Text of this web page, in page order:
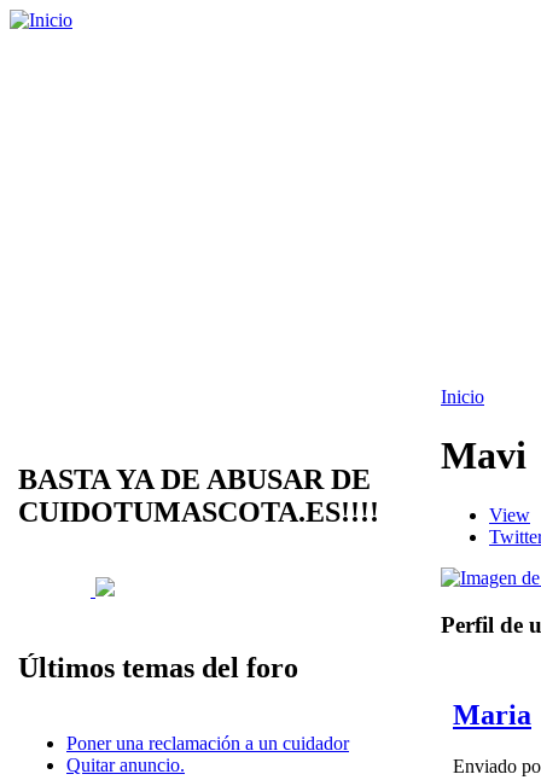
BASTA YA DE ABUSAR DE
CUIDOTUMASCOTA.ES!!!!
Últimos temas del foro
Poner una reclamación a un cuidador
Quitar anuncio.
Inicio
Mavi
View
Perfil de
Maria
Enviado